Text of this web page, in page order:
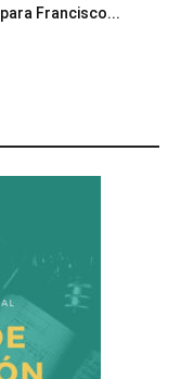
Francisco...